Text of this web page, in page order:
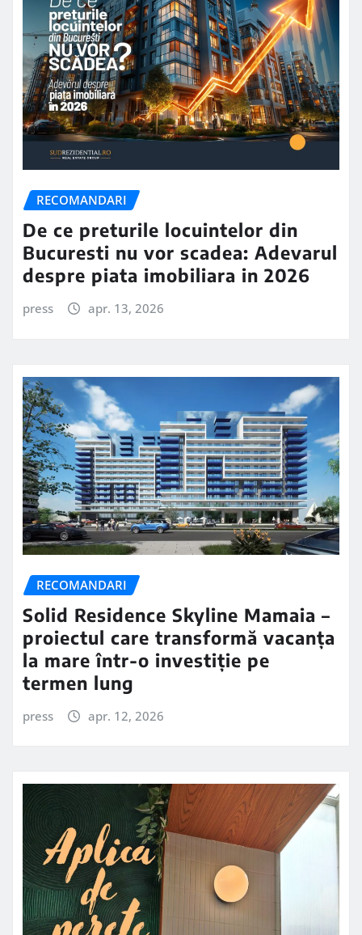
RECOMANDARI
De ce preturile locuintelor din
Bucuresti nu vor scadea: Adevarul
despre piata imobiliara in 2026
press apr. 13, 2026
RECOMANDARI
Solid Residence Skyline Mamaia –
proiectul care transformă vacanța
la mare într-o investiție pe
termen lung
press apr. 12, 2026